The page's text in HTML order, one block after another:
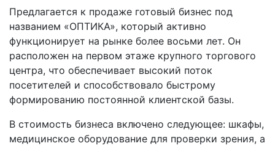
Предлагается к продаже готовый бизнес под
названием «ОПТИКА», который активно
функционирует на рынке более восьми лет. Он
расположен на первом этаже крупного торгового
центра, что обеспечивает высокий поток
посетителей и способствовало быстрому
формированию постоянной клиентской базы.
В стоимость бизнеса включено следующее: шкафы,
медицинское оборудование для проверки зрения, а